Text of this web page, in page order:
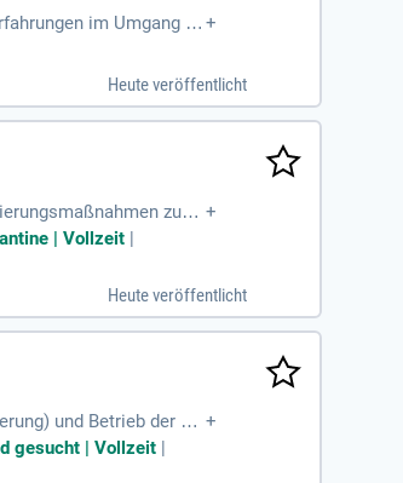
im Umgang m +
Heute veröffentlicht
zur V +
| Vollzeit |
Heute veröffentlicht
und Betrieb der Ne
Management
+
gesucht | Vollzeit |